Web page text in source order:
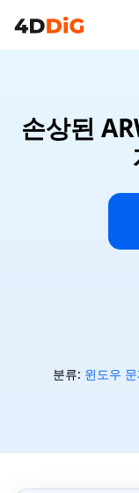
손상된
분류: 윈도우